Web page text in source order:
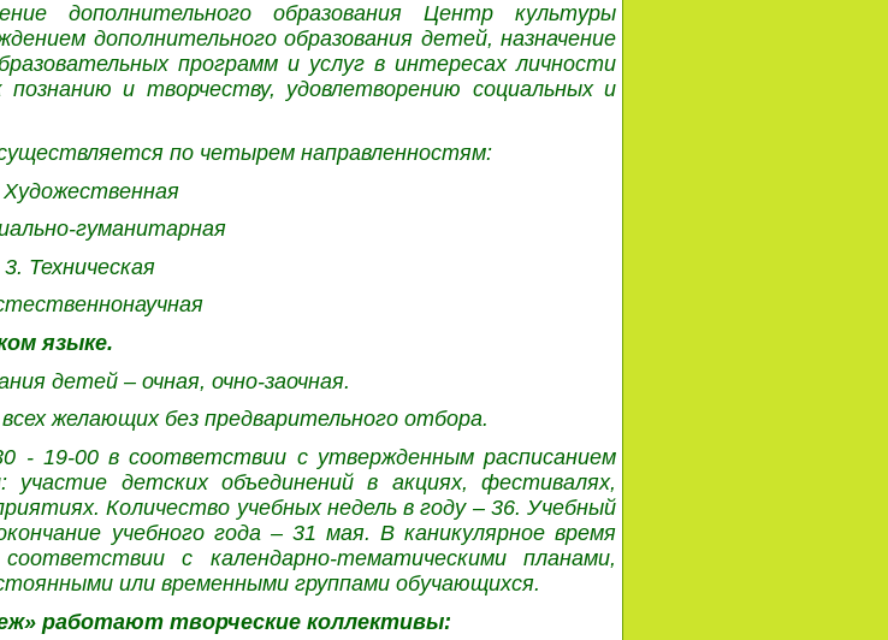
дополнительного образования Центр культуры
дополнительного образования детей, назначение
программ и услуг в интересах личности
и творчеству, удовлетворению социальных и
по четырем направленностям:
Художественная
гуманитарная
3. Техническая
языке.
детей – очная, очно-заочная.
желающих без предварительного отбора.
- 19-00 в соответствии с утвержденным расписанием
детских объединений в акциях, фестивалях,
Количество учебных недель в году – 36. Учебный
учебного года – 31 мая. В каникулярное время
с календарно-тематическими планами,
или временными группами обучающихся.
работают творческие коллективы: